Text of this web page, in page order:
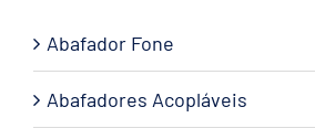
Abafador Fone
Abafadores Acopláveis